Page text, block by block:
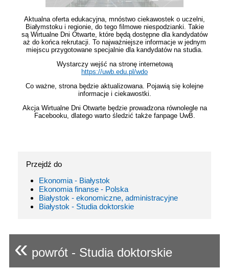
Aktualna oferta edukacyjna, mnóstwo ciekawostek o uczelni,
Białymstoku i regionie, do tego filmowe niespodzianki. Takie
są Wirtualne Dni Otwarte, które będą dostępne dla kandydatów
aż do końca rekrutacji. To najważniejsze informacje w jednym
miejscu przygotowane specjalnie dla kandydatów na studia.
Wystarczy wejść na stronę internetową
https://uwb.edu.pl/wdo
Co ważne, strona będzie aktualizowana. Pojawią się kolejne
informacje i ciekawostki.
Akcja Wirtualne Dni Otwarte będzie prowadzona równolegle na
Facebooku, dlatego warto śledzić także fanpage UwB.
Przejdź do
Ekonomia - Białystok
Ekonomia finanse - Polska
Białystok - ekonomiczne, administracyjne
Białystok - Studia doktorskie
« powrót - Studia doktorskie